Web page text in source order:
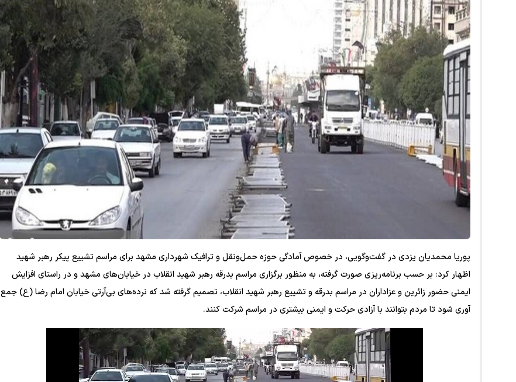
پوریا محمدیان یزدی در گفت‌و‌گویی، در خصوص آمادگی حوزه حمل‌ونقل و ترافیک شهرداری مشهد برای مراسم تشییع پیکر رهبر شهید
اظهار کرد: بر حسب برنامه‌ریزی صورت گرفته، به منظور برگزاری مراسم بدرقه رهبر شهید انقلاب در خیابان‌های مشهد و در راستای افزایش
ایمنی حضور زائرین و عزاداران در مراسم بدرقه و تشییع رهبر شهید انقلاب، تصمیم گرفته شد که نرده‌های بی‌آرتی خیابان امام رضا (ع) جمع
آوری شود تا مردم بتوانند با آزادی حرکت و ایمنی بیشتری در مراسم شرکت کنند.